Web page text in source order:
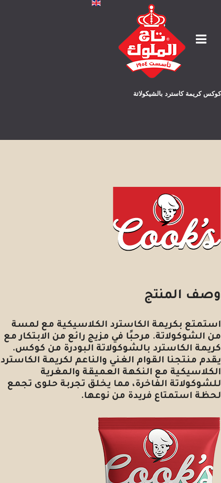
كوكس كريمة كاسترد بالشيكولاتة
وصف المنتج
استمتع بكريمة الكاسترد الكلاسيكية مع لمسة
من الشوكولاتة. مرحبًا في مزيج رائع من الابتكار مع
كريمة الكاسترد بالشوكولاتة البودرة من كوكس.
يقدم منتجنا القوام الغني والناعم لكريمة الكاسترد
الكلاسيكية مع النكهة العميقة والمغرية
للشوكولاتة الفاخرة، مما يخلق تجربة حلوى تجمع
لحظة استمتاع فريدة من نوعها.